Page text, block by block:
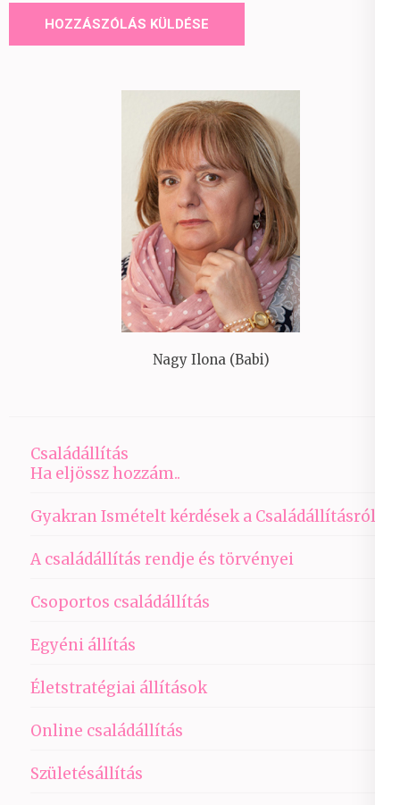
Nagy Ilona (Babi)
Családállítás
Ha eljössz hozzám..
Gyakran Ismételt kérdések a Családállításról
A családállítás rendje és törvényei
Csoportos családállítás
Egyéni állítás
Életstratégiai állítások
Online családállítás
Születésállítás